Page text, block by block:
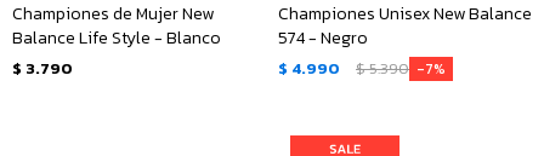
Championes de Mujer New
Balance Life Style - Blanco
$ 3.790
Championes Unisex New Balance
574 - Negro
$ 4.990 $5.390 7